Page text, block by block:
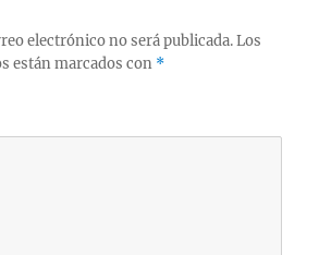
electrónico no será publicada. Los
están marcados con *